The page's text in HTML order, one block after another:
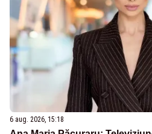
6 aug. 2026, 15:18